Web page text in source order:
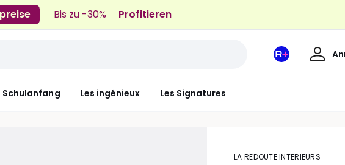
Bis zu -30% Profitieren
Schulanfang Les ingénieux Les Signatures
Ihr
LA REDOUTE INTERIEURS